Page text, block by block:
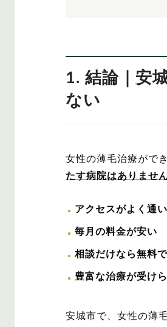
1. 結論｜安
ない
女性の薄毛治療がで
たす病院はありませ
アクセスがよく通
毎月の料金が安い
相談だけなら無料
豊富な治療が受け
安城市で、女性の薄